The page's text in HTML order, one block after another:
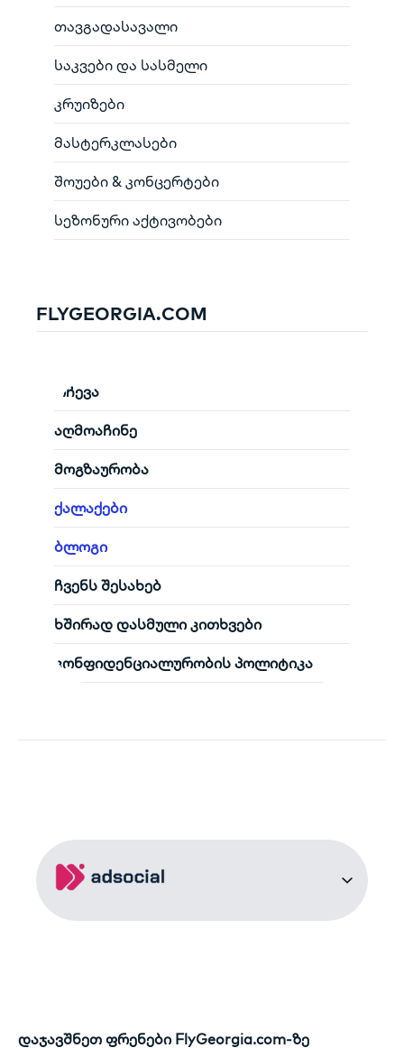
თავგადასავალი
საკვები და სასმელი
კრუიზები
მასტერკლასები
შოუები & კონცერტები
სეზონური აქტივობები
FLYGEORGIA.COM
რჩევა
აღმოაჩინე
მოგზაურობა
ქალაქები
ბლოგი
ჩვენს შესახებ
ხშირად დასმული კითხვები
კონფიდენციალურობის პოლიტიკა
დაჯავშნეთ ფრენები FlyGeorgia.com-ზე